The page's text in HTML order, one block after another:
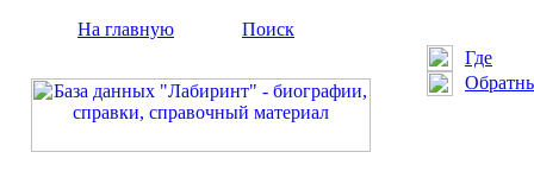
На главную
Поиск
Где